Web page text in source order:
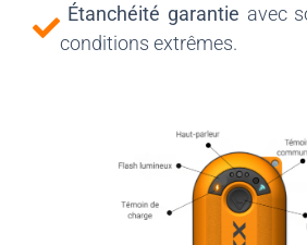
Étanchéité garantie avec
conditions extrêmes.